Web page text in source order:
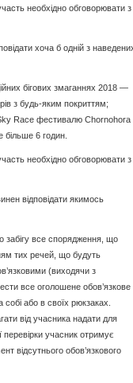
необхідно обговорювати з
хоча б одній з
бігових змаганнях 2018 —
з будь-яким покриттям;
Race фестивалю Chornohora
6 годин.
необхідно обговорювати з
відповідати якимось
забігу все спорядження, що
тих речей, що будуть
(виходячи з
все оголошене обов’язкове
або в своїх рюкзаках.
від учасника надати для
учасник отримує
відсутнього обов’язкового